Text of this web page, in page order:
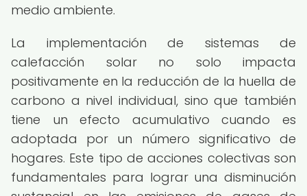
medio ambiente.
La implementación de sistemas de
calefacción solar no solo impacta
positivamente en la reducción de la huella de
carbono a nivel individual, sino que también
tiene un efecto acumulativo cuando es
adoptada por un número significativo de
hogares. Este tipo de acciones colectivas son
fundamentales para lograr una disminución